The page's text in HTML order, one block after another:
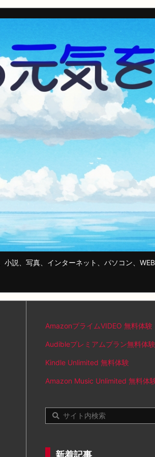
説、写真、インターネット、パソコン、WEB
AmazonプライムVIDEO 無料体験
Audibleプレミアムプラン無料体験
Kindle Unlimited 無料体験
Amazon Music Unlimited 無料体
新着記事